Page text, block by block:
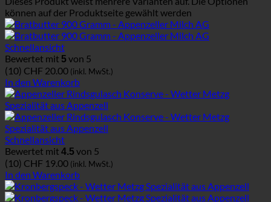
können auf der Produktseite gewählt werden
Schnellansicht
Bewertet mit 5 von 5
(10) CHF 20.00 (inkl. MwSt.)
In den Warenkorb
Schnellansicht
Bewertet mit 4.5 von 5
(10) CHF 19.00 (inkl. MwSt.)
In den Warenkorb